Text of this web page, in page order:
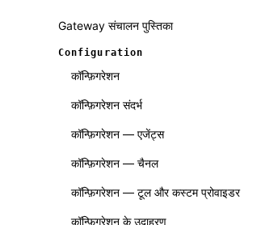
Gateway संचालन पुस्तिका
Configuration
कॉन्फ़िगरेशन
कॉन्फ़िगरेशन संदर्भ
कॉन्फ़िगरेशन — एजेंट्स
कॉन्फ़िगरेशन — चैनल
कॉन्फ़िगरेशन — टूल और कस्टम प्रोवाइडर
कॉन्फ़िगरेशन के उदाहरण